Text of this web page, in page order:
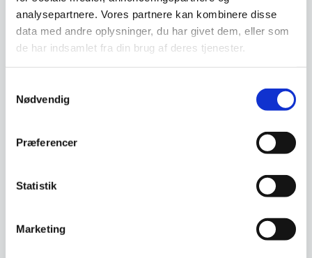
analysepartnere. Vores partnere kan kombinere disse
data med andre oplysninger, du har givet dem, eller som
de har indsamlet fra din brug af deres tjenester.
Nødvendig
Præferencer
Statistik
Marketing
Relaterede varer
Til leje
stor mængde produkter varme.
Varmeskabet bruges til…
Til leje